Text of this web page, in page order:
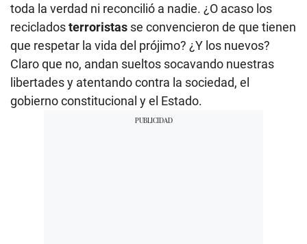
toda la verdad ni reconcilió a nadie. ¿O acaso los
recicladosterroristas se convencieron de que tienen
que respetar la vida del prójimo? ¿Y los nuevos?
Claro que no, andan sueltos socavando nuestras
libertades y atentando contra la sociedad, el
gobierno constitucional y el Estado.